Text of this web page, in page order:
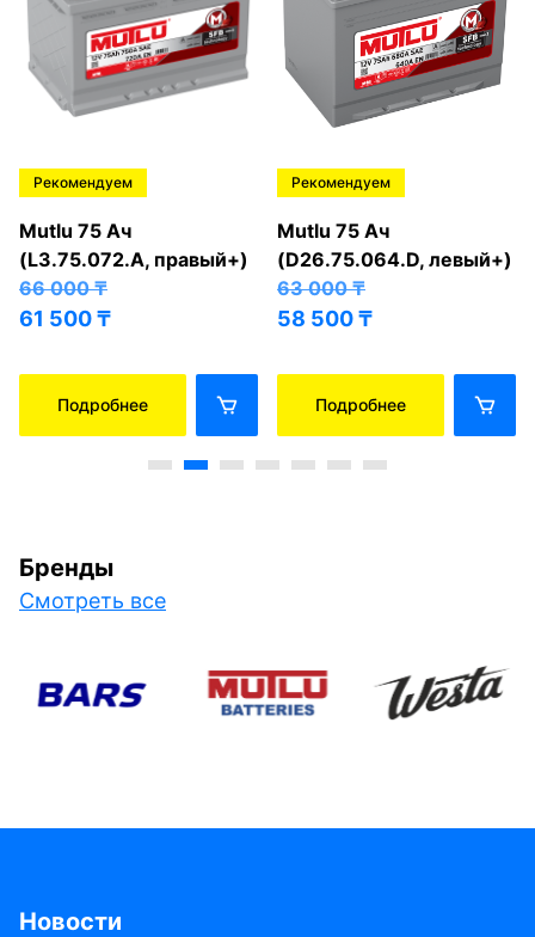
Рекомендуем
Mutlu 75 Ач
(L3.75.072.A, правый+)
66 000₸
61 500₸
Подробнее
Рекомендуем
Mutlu 75 Ач
(D26.75.064.D, левый+)
63 000₸
58 500₸
Подробнее
Бренды
Смотреть все
Новости